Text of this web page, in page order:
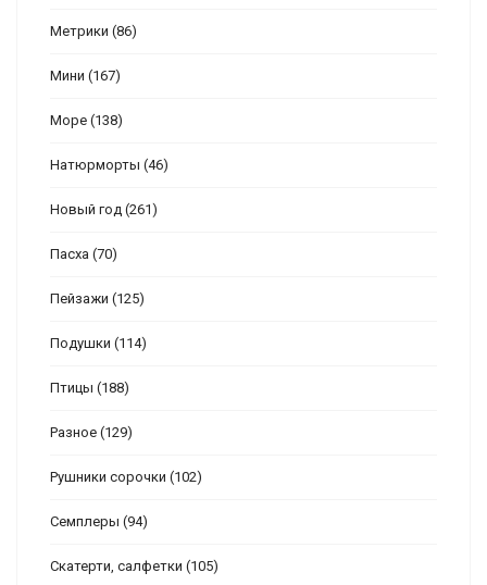
Метрики (86)
Мини (167)
Море (138)
Натюрморты (46)
Новый год (261)
Пасха (70)
Пейзажи (125)
Подушки (114)
Птицы (188)
Разное (129)
Рушники сорочки (102)
Семплеры (94)
Скатерти, салфетки (105)